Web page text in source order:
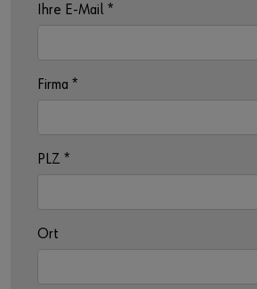
Ihre E-Mail *
Firma *
PLZ *
Ort